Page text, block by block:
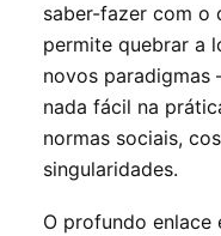
saber-fazer com o
permite quebrar a
novos paradigmas
nada fácil na
normas sociais,
singularidades.
O profundo enlace